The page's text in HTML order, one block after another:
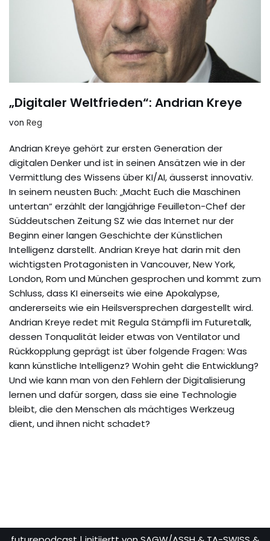
„Digitaler Weltfrieden“: Andrian Kreye
von Reg
Andrian Kreye gehört zur ersten Generation der
digitalen Denker und ist in seinen Ansätzen wie in der
Vermittlung des Wissens über KI/AI, äusserst innovativ.
In seinem neusten Buch: „Macht Euch die Maschinen
untertan“ erzählt der langjährige Feuilleton-Chef der
Süddeutschen Zeitung SZ wie das Internet nur der
Beginn einer langen Geschichte der Künstlichen
Intelligenz darstellt. Andrian Kreye hat darin mit den
wichtigsten Protagonisten in Vancouver, New York,
London, Rom und München gesprochen und kommt zum
Schluss, dass KI einerseits wie eine Apokalypse,
andererseits wie ein Heilsversprechen dargestellt wird.
Andrian Kreye redet mit Regula Stämpfli im Futuretalk,
dessen Tonqualität leider etwas von Ventilator und
Rückkopplung geprägt ist über folgende Fragen: Was
kann künstliche Intelligenz? Wohin geht die Entwicklung?
Und wie kann man von den Fehlern der Digitalisierung
lernen und dafür sorgen, dass sie eine Technologie
bleibt, die den Menschen als mächtiges Werkzeug
dient, und ihnen nicht schadet?